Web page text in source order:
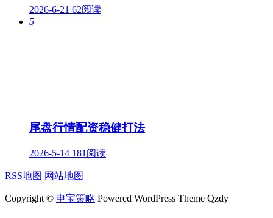
2026-6-21 62阅读
5
尾盘行情配资稳健打法
2026-5-14 181阅读
RSS地图 网站地图
Copyright © 申宝策略 Powered WordPress Theme Qzdy